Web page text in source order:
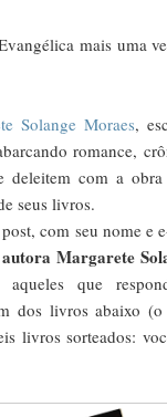
mais uma
Solange Moraes,
romance,
deleitem com a obra
seus livros.
com seu nome e
Margarete
aqueles que
dos livros abaixo
livros sorteados: